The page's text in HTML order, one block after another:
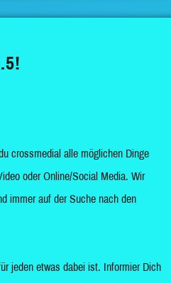
crossmedial alle möglichen Dinge
oder Online/Social Media. Wir
immer auf der Suche nach den
jeden etwas dabei ist. Informier Dich